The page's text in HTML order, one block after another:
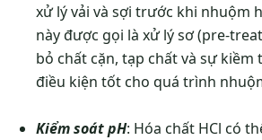
xử lý vải và sợi trước khi nhuộm
này được gọi là xử lý sơ (pre-
bỏ chất cặn, tạp chất và sự kiềm
điều kiện tốt cho quá trình
Kiểm soát pH: Hóa chất HCl có